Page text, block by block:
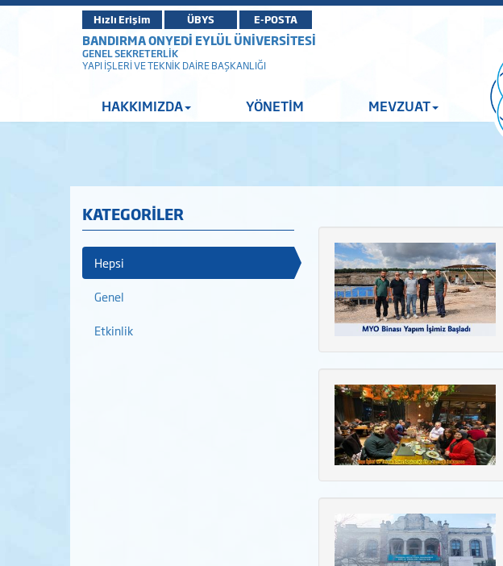
Hızlı Erişim ÜBYS E-POSTA
BANDIRMA ONYEDİ EYLÜL ÜNİVERSİTESİ
GENEL SEKRETERLİK
YAPI İŞLERİ VE TEKNİK DAİRE BAŞKANLIĞI
HAKKIMIZDA YÖNETİM MEVZUAT
KATEGORİLER
Hepsi
Genel
Etkinlik